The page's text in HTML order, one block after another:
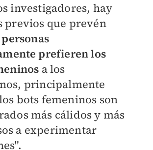
investigadores, hay
previos que prevén
prefieren los
a los
principalmente
bots femeninos son
más cálidos y más
a experimentar
".